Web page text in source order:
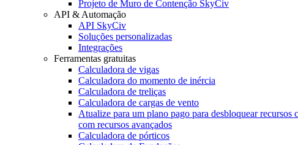
Projeto de Muro de Contenção SkyCiv
API & Automação
API SkyCiv
Soluções personalizadas
Integrações
Ferramentas gratuitas
Calculadora de vigas
Calculadora do momento de inércia
Calculadora de treliças
Calculadora de cargas de vento
Atualize para um plano pago para desbloquear
com recursos avançados
Calculadora de pórticos